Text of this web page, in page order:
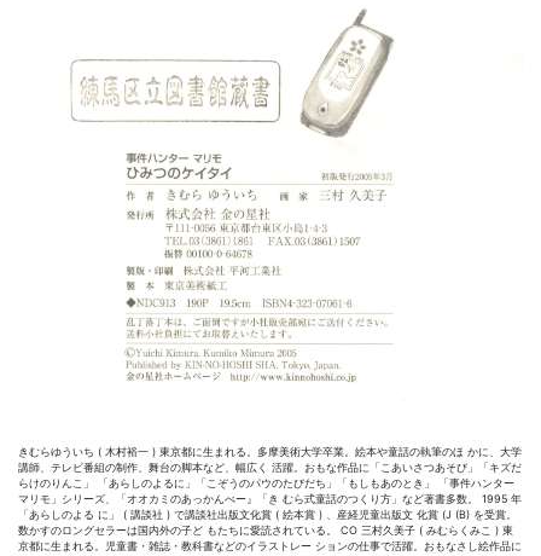
きむらゆういち ( 木村裕一 ) 東京都に生まれる。多摩美術大学卒業。絵本や童話の執筆のほ かに、大学
講師、テレビ番組の制作、舞台の脚本など、幅広く 活躍。おもな作品に「こあいさつあそび」「キズだ
らけのりんこ」 「あらしのよるに」「こぞうのパウのたびだち」「もしもあのとき」 「事件ハンター
マリモ」シリーズ、「オオカミのあっかんべー』「き むら式童話のつくり方」など著書多数。 1995 年
「あらしのよる に」 ( 講談社 ) で講談社出版文化賞 ( 絵本賞 ) 、産経児童出版文 化賞 (J (B) を受賞。
数かすのロングセラーは国内外の子ど もたちに愛読されている。 CO 三村久美子 ( みむらくみこ ) 東
京都に生まれる。児童書・雑誌・教科書などのイラストレー ションの仕事で活躍。おもなさし絵作品に